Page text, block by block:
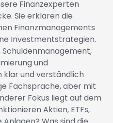
Finanzexperten
Sie erklären die
Finanzmanagements
Investmentstrategien.
Schuldenmanagement,
und
klar und verständlich
Fachsprache, aber mit
Fokus liegt auf dem
Aktien, ETFs,